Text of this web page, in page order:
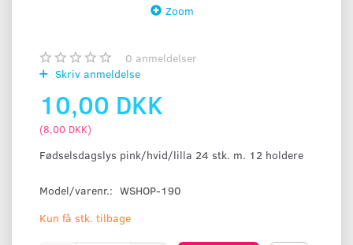
Zoom
0 anmeldelser
Skriv anmeldelse
10,00 DKK
(8,00 DKK)
Fødselsdagslys pink/hvid/lilla 24 stk. m. 12 holdere
Model/varenr.: WSHOP-190
Kun få stk. tilbage